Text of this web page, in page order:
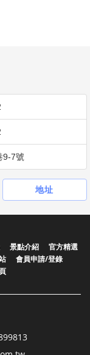
9-7號
地址
景點介紹
官方精選
會員申請/登錄